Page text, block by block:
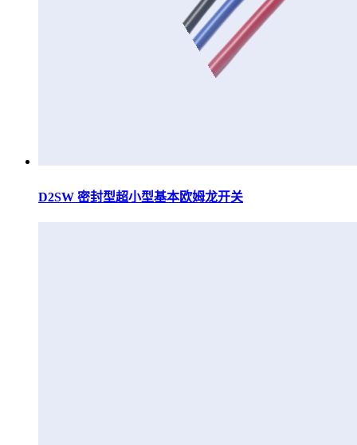
D2SW 密封型超小型基本欧姆龙开关